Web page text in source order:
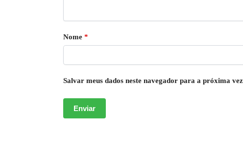
Nome *
Salvar meus dados neste navegador para a próxima